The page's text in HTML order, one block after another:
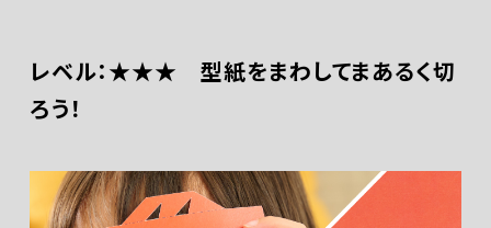
レベル：★★★ 型紙をまわしてまあるく切
ろう！